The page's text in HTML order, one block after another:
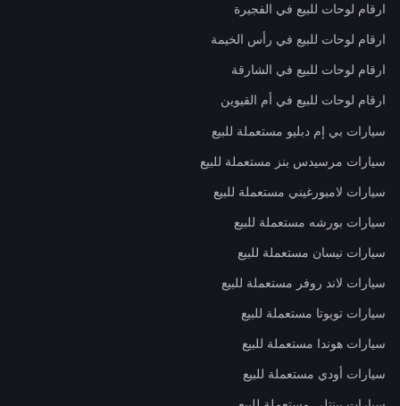
ارقام لوحات للبيع في الفجيرة
ارقام لوحات للبيع في رأس الخيمة
ارقام لوحات للبيع في الشارقة
ارقام لوحات للبيع في أم القيوين
سيارات بي إم دبليو مستعملة للبيع
سيارات مرسيدس بنز مستعملة للبيع
سيارات لامبورغيني مستعملة للبيع
سيارات بورشه مستعملة للبيع
سيارات نيسان مستعملة للبيع
سيارات لاند روفر مستعملة للبيع
سيارات تويوتا مستعملة للبيع
سيارات هوندا مستعملة للبيع
سيارات أودي مستعملة للبيع